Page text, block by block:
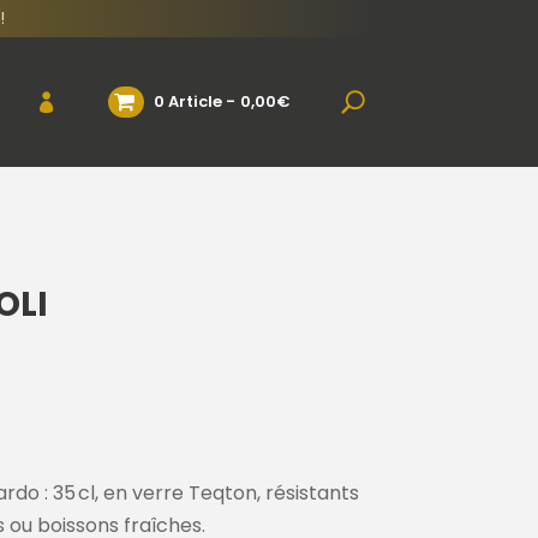
0 Article 0,00€
: 35 cl, en verre Teqton, résistants
boissons fraîches.